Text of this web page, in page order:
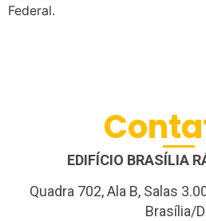
Federal.
EDIFÍCIO BRASÍLIA
Quadra 702, Ala B, Salas
Brasília/